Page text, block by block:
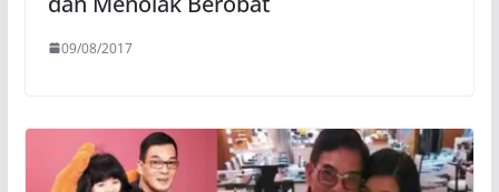
09/08/2017